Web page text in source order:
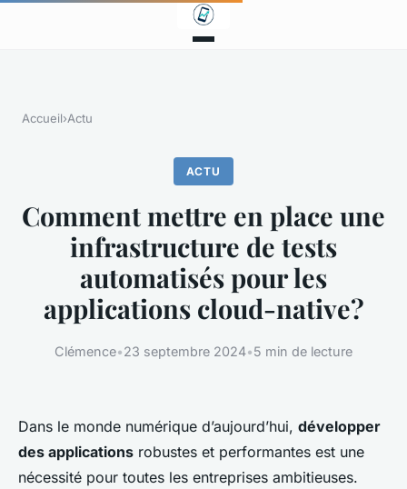
Accueil›Actu
ACTU
Comment mettre en place une
infrastructure de tests
automatisés pour les
applications cloud-native?
Clémence•23 septembre 2024•5 min de lecture
Dans le monde numérique d’aujourd’hui, développer
des applications robustes et performantes est une
nécessité pour toutes les entreprises ambitieuses.